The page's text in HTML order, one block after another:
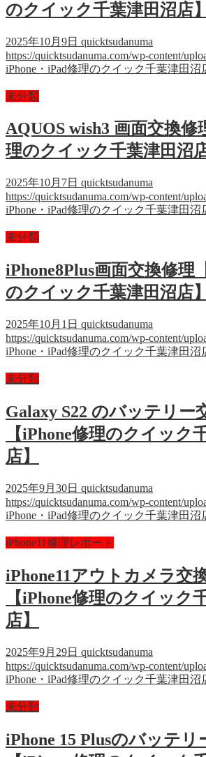
のクイック千葉津田沼店】
2025年10月9日 quicktsudanuma
https://quicktsudanuma.com/wp-content/
iPhone・iPad修理のクイック千葉津田
未分類
AQUOS wish3 画面交換修
理のクイック千葉津田沼店
2025年10月7日 quicktsudanuma
https://quicktsudanuma.com/wp-content/
iPhone・iPad修理のクイック千葉津田
未分類
iPhone8Plus画面交換修理
のクイック千葉津田沼店】
2025年10月1日 quicktsudanuma
https://quicktsudanuma.com/wp-content/
iPhone・iPad修理のクイック千葉津田
未分類
Galaxy S22 のバッテリー
【iPhone修理のクイック
店】
2025年9月30日 quicktsudanuma
https://quicktsudanuma.com/wp-content/
iPhone・iPad修理のクイック千葉津田
iPhone11修理レポート
iPhone11アウトカメラ交
【iPhone修理のクイック
店】
2025年9月29日 quicktsudanuma
https://quicktsudanuma.com/wp-content/
iPhone・iPad修理のクイック千葉津田
未分類
iPhone 15 Plusのバッテリ